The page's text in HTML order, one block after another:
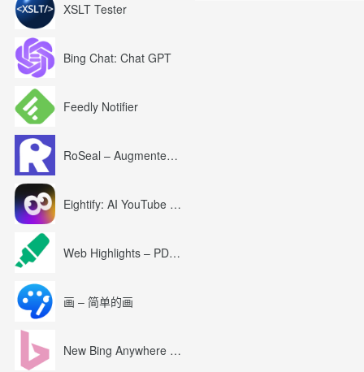
XSLT Tester
Bing Chat: Chat GPT
Feedly Notifier
RoSeal – Augmented Roblox Experience
Eightify: AI YouTube Summary with ChatGPT
Web Highlights – PDF & Web Highlighter
画 – 简单的画
New Bing Anywhere (Bing Chat GPT-4)